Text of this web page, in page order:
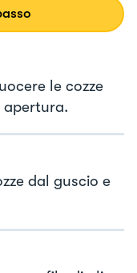
le cozze
dal guscio e